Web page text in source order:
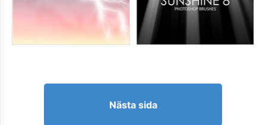
Nästa sida